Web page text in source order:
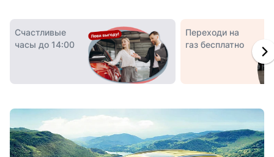
Счастливые
часы до 14:00
Переходи на
газ бесплатно